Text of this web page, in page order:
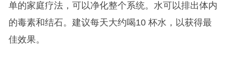
单的家庭疗法，可以净化整个系统。水可以排出体内
的毒素和结石。建议每天大约喝10 杯水，以获得最
佳效果。